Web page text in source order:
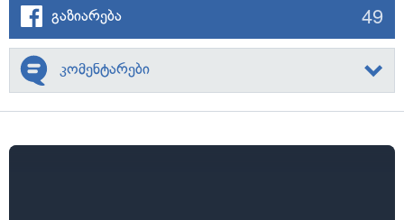
გაზიარება 49
კომენტარები